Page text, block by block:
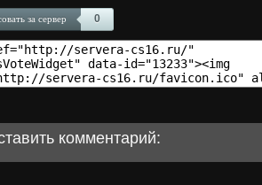
0
за сервер
комментарий: